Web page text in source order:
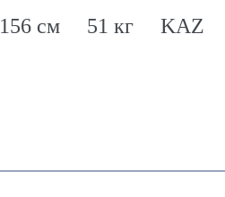
156 см
51 кг
KAZ